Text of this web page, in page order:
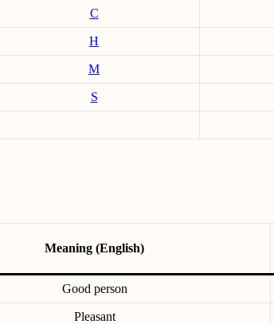
C
H
M
S
Meaning (English)
Good person
Pleasant